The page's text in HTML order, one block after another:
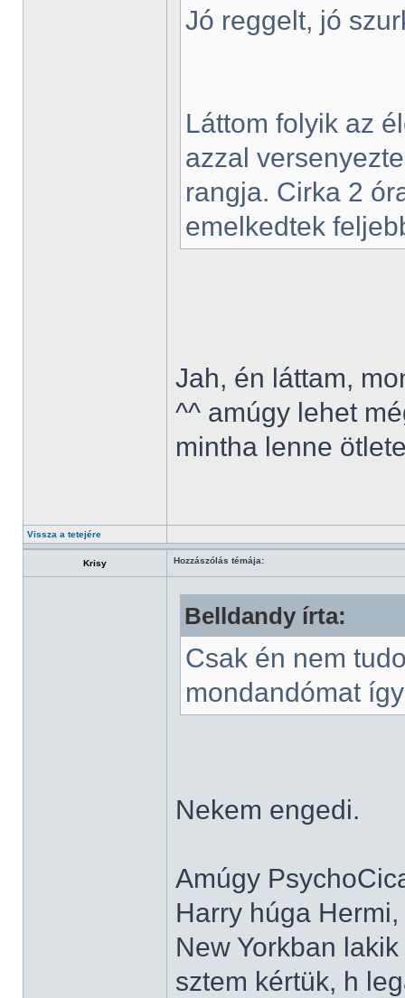
Jó reggelt, jó
Láttom folyik az
azzal
rangja. Cirka 2
emelkedtek
Jah, én láttam,
^^ amúgy lehet
mintha lenne
Vissza a tetejére
Krisy Hozzászólás témája:
Belldandy írta:
Csak én nem
mondandómat
Nekem engedi.
Amúgy
Harry húga
New Yorkban
sztem kértük, h